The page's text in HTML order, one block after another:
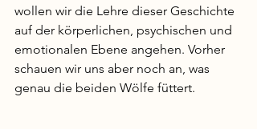
wollen wir die Lehre dieser Geschichte
auf der körperlichen, psychischen und
emotionalen Ebene angehen. Vorher
schauen wir uns aber noch an, was
genau die beiden Wölfe füttert.